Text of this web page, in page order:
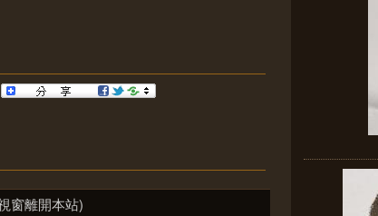
窗離開本站)